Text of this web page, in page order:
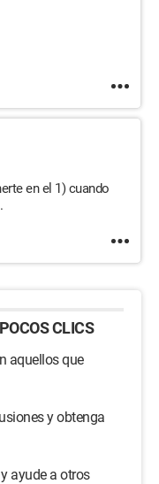
en el 1) cuando
CLICS
aquellos que
y obtenga
ayude a otros